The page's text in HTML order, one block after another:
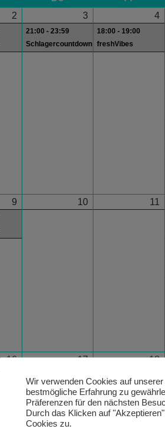
2 3
21:00 - 23:59
Schlagercountdown
4
18:00 - 19:00
freshVibes
9 10 11
16 17
Schlagercountdown
18
13:00 - 13:30
Wir verwenden Cookies auf
bestmögliche Erfahrung zu
Präferenzen für den nächsten
Durch das Klicken auf
Cookies zu.